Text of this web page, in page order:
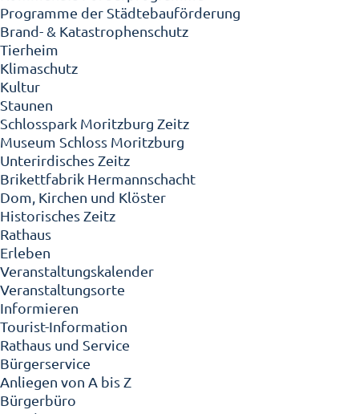
Programme der Städtebauförderung
Brand- & Katastrophenschutz
Tierheim
Klimaschutz
Kultur
Staunen
Schlosspark Moritzburg Zeitz
Museum Schloss Moritzburg
Unterirdisches Zeitz
Brikettfabrik Hermannschacht
Dom, Kirchen und Klöster
Historisches Zeitz
Rathaus
Erleben
Veranstaltungskalender
Veranstaltungsorte
Informieren
Tourist-Information
Rathaus und Service
Bürgerservice
Anliegen von A bis Z
Bürgerbüro